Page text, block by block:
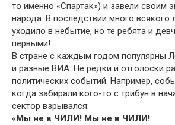
то именно «Спартак») и завели своим
народа. В последствии много всякого
уходило в небытие, но те ребята и
первыми!
В стране с каждым годом популярны
и разные ВИА. Не редки и отголоски
политических событий. Например,
когда забирали кого-то с трибун в
сектор взрывался:
«Мы не в ЧИЛИ! Мы не в ЧИЛИ!